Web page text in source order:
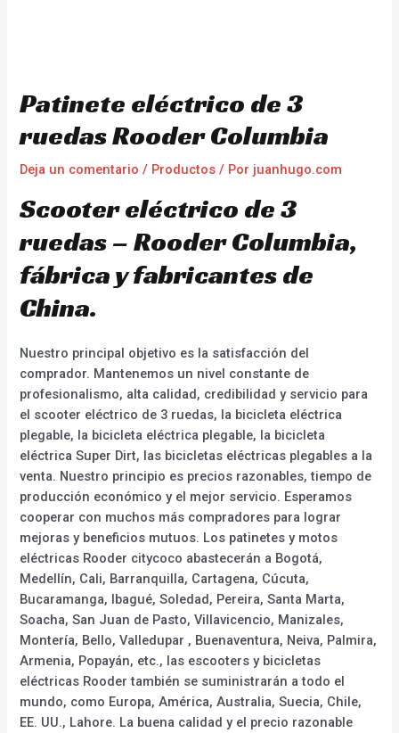
Patinete eléctrico de 3
ruedas Rooder Columbia
Deja un comentario / Productos / Por juanhugo.com
Scooter eléctrico de 3
ruedas – Rooder Columbia,
fábrica y fabricantes de
China.
Nuestro principal objetivo es la satisfacción del
comprador. Mantenemos un nivel constante de
profesionalismo, alta calidad, credibilidad y servicio para
el scooter eléctrico de 3 ruedas, la bicicleta eléctrica
plegable, la bicicleta eléctrica plegable, la bicicleta
eléctrica Super Dirt, las bicicletas eléctricas plegables a la
venta. Nuestro principio es precios razonables, tiempo de
producción económico y el mejor servicio. Esperamos
cooperar con muchos más compradores para lograr
mejoras y beneficios mutuos. Los patinetes y motos
eléctricas Rooder citycoco abastecerán a Bogotá,
Medellín, Cali, Barranquilla, Cartagena, Cúcuta,
Bucaramanga, Ibagué, Soledad, Pereira, Santa Marta,
Soacha, San Juan de Pasto, Villavicencio, Manizales,
Montería, Bello, Valledupar , Buenaventura, Neiva, Palmira,
Armenia, Popayán, etc., las escooters y bicicletas
eléctricas Rooder también se suministrarán a todo el
mundo, como Europa, América, Australia, Suecia, Chile,
EE. UU., Lahore. La buena calidad y el precio razonable